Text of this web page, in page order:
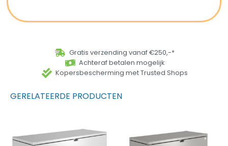
Gratis verzending vanaf €250,-*
Achteraf betalen mogelijk
Kopersbescherming met Trusted Shops
GERELATEERDE PRODUCTEN